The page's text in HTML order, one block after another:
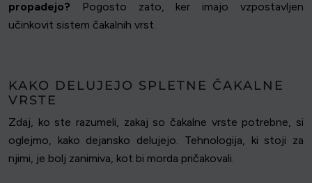
propadejo? Pogosto zato, ker imajo vzpostavljen
učinkovit sistem čakalnih vrst.
KAKO DELUJEJO SPLETNE ČAKALNE
VRSTE
Zdaj, ko ste razumeli, zakaj so čakalne vrste potrebne, si
oglejmo, kako dejansko delujejo. Tehnologija, ki stoji za
njimi, je bolj zanimiva, kot bi morda pričakovali.